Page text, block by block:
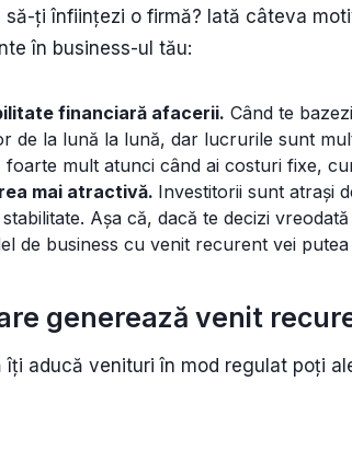
ți înființezi o firmă? Iată câteva
în business-ul tău:
financiară afacerii. Când te
de la lună la lună, dar lucrurile sunt
mult atunci când ai costuri fixe,
mai atractivă. Investitorii sunt atrași
Așa că, dacă te decizi
de business cu venit recurent vei
generează venit
aducă venituri în mod regulat poți